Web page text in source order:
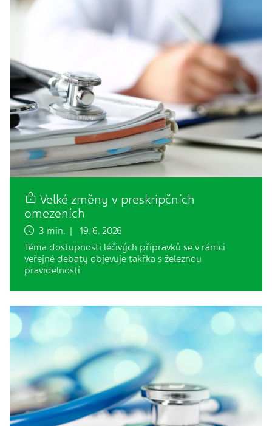
Velké změny v preskripčních
omezeních
3 min. | 19. 6. 2026
Téma dostupnosti léčivých přípravků se v rámci
veřejné debaty objevuje takřka s železnou
pravidelností